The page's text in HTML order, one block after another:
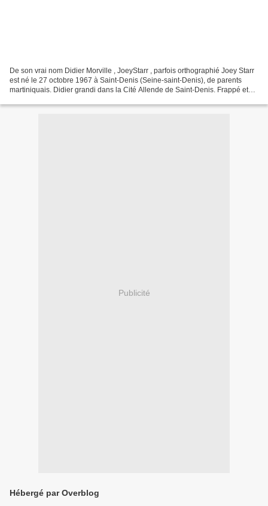
De son vrai nom Didier Morville , JoeyStarr , parfois orthographié Joey Starr
est né le 27 octobre 1967 à Saint-Denis (Seine-saint-Denis), de parents
martiniquais. Didier grandi dans la Cité Allende de Saint-Denis. Frappé et
Publicité
Hébergé par Overblog